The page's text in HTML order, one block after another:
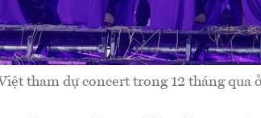
tham dự concert trong 12 tháng qua